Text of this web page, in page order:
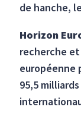
de hanche,
Horizon
recherche
européenne
95,5